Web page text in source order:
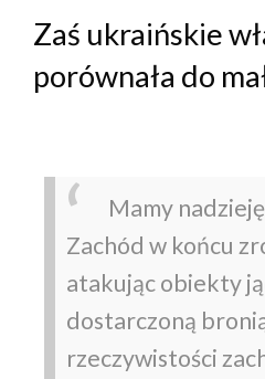
Zaś ukraińskie
porównała do
Mamy
Zachód w końcu
atakując obiekty
dostarczoną
rzeczywistości